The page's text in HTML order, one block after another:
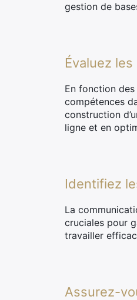
gestion de
Évaluez
En fonction
compétences
construction
ligne et en
Identifiez
La
cruciales pour
travailler
Assurez-